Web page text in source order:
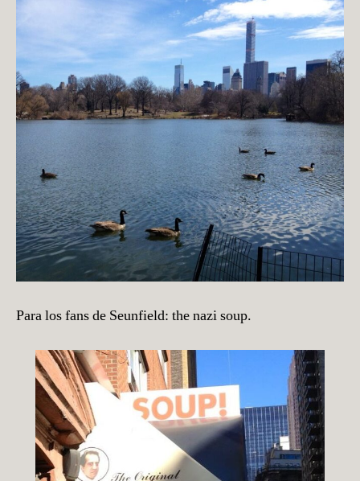
Para los fans de Seunfield: the nazi soup.